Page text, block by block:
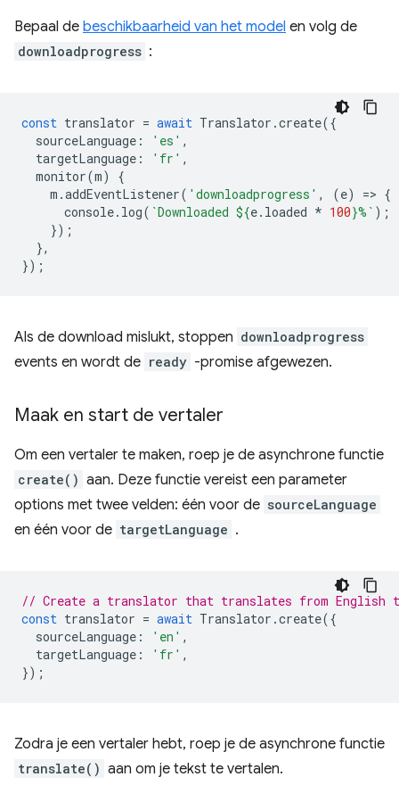
Bepaal de beschikbaarheid van het model en volg de
downloadprogress :
const translator = await Translator .create({
sourceLanguage : 'es' ,
targetLanguage : 'fr' ,
monitor(m)
{
m .addEventListener( 'downloadprogress' , (e) => {
console. log( `Downloaded ${e. loaded * 100}%` );
});
},
});
Als de download mislukt, stoppen downloadprogress
events en wordt de ready -promise afgewezen.
Maak en start de vertaler
Om een ​​vertaler te maken, roep je de asynchrone functie
create() aan. Deze functie vereist een parameter
options met twee velden: één voor de sourceLanguage
en één voor de targetLanguage .
// Create a translator that translates from English
const translator = await Translator .create({
sourceLanguage : 'en' ,
targetLanguage : 'fr' ,
});
Zodra je een vertaler hebt, roep je de asynchrone functie
translate() aan om je tekst te vertalen.